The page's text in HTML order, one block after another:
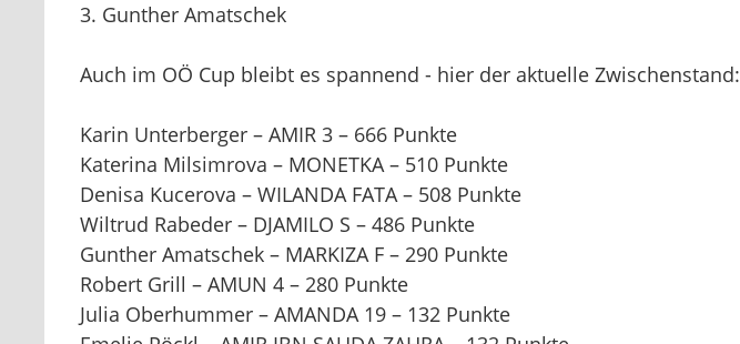
3. Gunther Amatschek
Auch im OÖ Cup bleibt es spannend - hier der aktuelle Zwischenstand:
Karin Unterberger – AMIR 3 – 666 Punkte
Katerina Milsimrova – MONETKA – 510 Punkte
Denisa Kucerova – WILANDA FATA – 508 Punkte
Wiltrud Rabeder – DJAMILO S – 486 Punkte
Gunther Amatschek – MARKIZA F – 290 Punkte
Robert Grill – AMUN 4 – 280 Punkte
Julia Oberhummer – AMANDA 19 – 132 Punkte